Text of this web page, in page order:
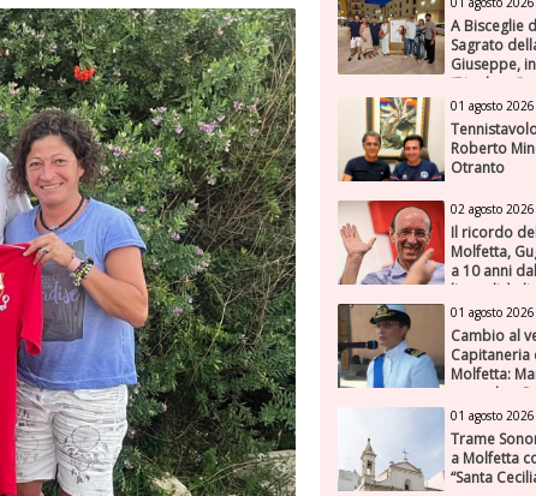
A Bisceglie
Sagrato
Giuseppe,
“Rigoletto”
Sinfonica
01 agosto 2026
Roberto
Otranto
02 agosto 2026
Il ricordo
Molfetta,
a 10 anni
l'attualità di
genera futuro
01 agosto 2026
Cambio al
Molfetta:
succede a
01 agosto 2026
Trame
a Molfetta
“Santa